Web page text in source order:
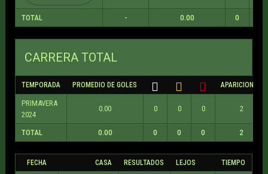
TOTAL - 0.00 0
CARRERA TOTAL
TEMPORADA PROMEDIO DE GOLES APARICIONES
PRIMAVERA
2024
0.00 0 0 0 2
TOTAL 0.00 0 0 0 2
FECHA CASA RESULTADOS LEJOS TIEMPO